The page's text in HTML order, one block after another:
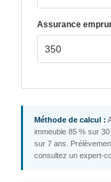
Assurance
Méthode de calcul :
immeuble 85 % sur
sur 7 ans.
consultez un expert-